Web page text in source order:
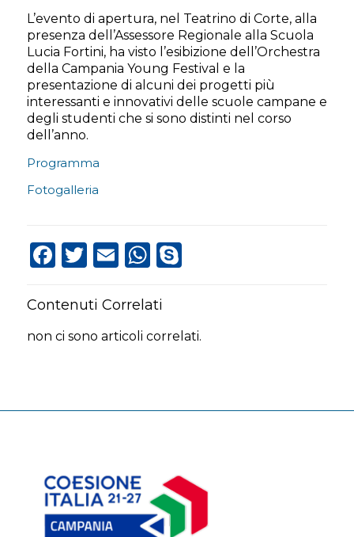
L’evento di apertura, nel Teatrino di Corte, alla
presenza dell’Assessore Regionale alla Scuola
Lucia Fortini, ha visto l’esibizione dell’Orchestra
della Campania Young Festival e la
presentazione di alcuni dei progetti più
interessanti e innovativi delle scuole campane e
degli studenti che si sono distinti nel corso
dell’anno.
Programma
Fotogalleria
Facebook
Twitter Email WhatsApp
Contenuti Correlati
non ci sono articoli correlati.